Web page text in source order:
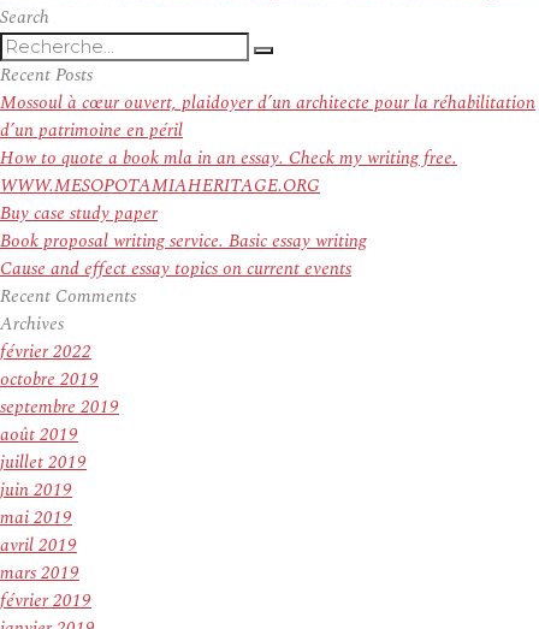
Search
Recherche
pour
:
Recherche
Recent Posts
Mossoul à cœur ouvert, plaidoyer d’un architecte pour la réhabilitation
d’un patrimoine en péril
How to quote a book mla in an essay. Check my writing free.
WWW.MESOPOTAMIAHERITAGE.ORG
Buy case study paper
Book proposal writing service. Basic essay writing
Cause and effect essay topics on current events
Recent Comments
Archives
février 2022
octobre 2019
septembre 2019
août 2019
juillet 2019
juin 2019
mai 2019
avril 2019
mars 2019
février 2019